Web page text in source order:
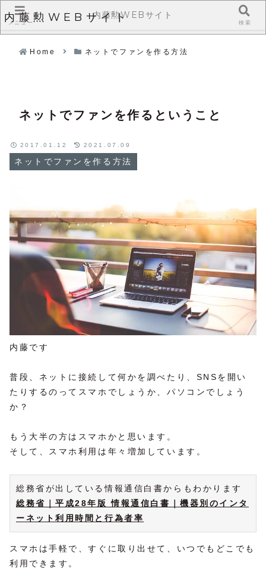
内藤勲WEBサイト
Home ネットでファンを作る方法
ネットでファンを作るということ
ネットでファンを作る方法
2017.01.12 2021.07.09
内藤です
普段、ネットに接続して何かを調べたり、SNSを開い
たりするのってスマホでしょうか、パソコンでしょう
か？
もう大半の方はスマホかと思います。
そして、スマホ利用は年々増加しています。
総務省が出している情報通信白書からもわかります
総務省｜平成28年版 情報通信白書｜機器別のインタ
ーネット利用時間と行為者率
スマホは手軽で、すぐに取り出せて、いつでもどこでも
利用できます。
メニュー
内藤勲WEBサイト
検索